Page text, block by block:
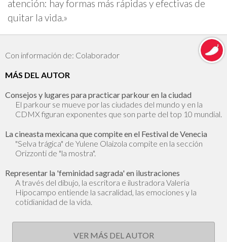
atención: hay formas más rápidas y efectivas de
quitar la vida.»
Con información de: Colaborador
MÁS DEL AUTOR
Consejos y lugares para practicar parkour en la ciudad
El parkour se mueve por las ciudades del mundo y en la
CDMX figuran exponentes que son parte del top 10 mundial.
La cineasta mexicana que compite en el Festival de Venecia
"Selva trágica" de Yulene Olaizola compite en la sección
Orizzonti de "la mostra".
Representar la 'feminidad sagrada' en ilustraciones
A través del dibujo, la escritora e ilustradora Valeria
Hipocampo entiende la sacralidad, las emociones y la
cotidianidad de la vida.
VER MÁS DEL AUTOR